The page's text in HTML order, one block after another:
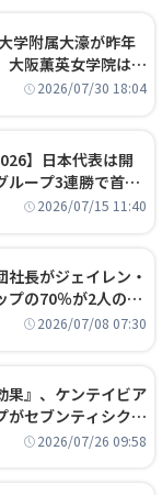
学附属大濠が昨年
大阪薫英女学院は岐
結果2026/07/30 18:04
】日本代表は開
ループ3連勝で首位
プトに決定
2026/07/15 11:40
社長がジェイレン・
プの70％が2人の選
ない」2026/07/08 07:30
果』、ケンテイビア
がセブンティシクサ
2026/07/26 09:58